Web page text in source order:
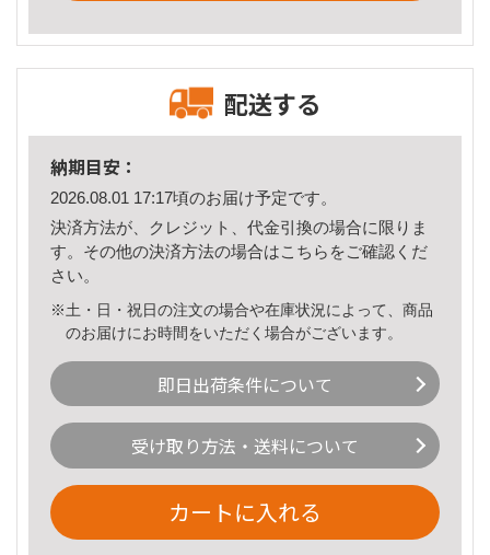
配送する
納期目安：
2026.08.01 17:17頃のお届け予定です。
決済方法が、クレジット、代金引換の場合に限りま
す。その他の決済方法の場合はこちら をご確認くだ
さい。
※土・日・祝日の注文の場合や在庫状況によって、商品
のお届けにお時間をいただく場合がございます。
即日出荷条件について
受け取り方法・送料について
カートに入れる